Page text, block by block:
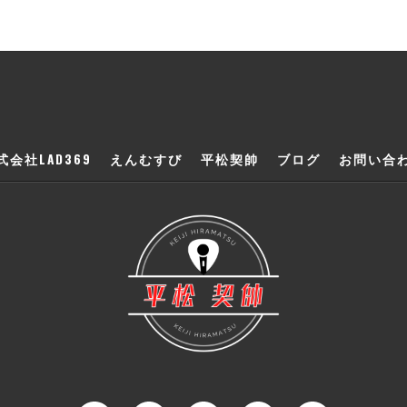
会社LAD369 えんむすび 平松契帥 ブログ お問い合